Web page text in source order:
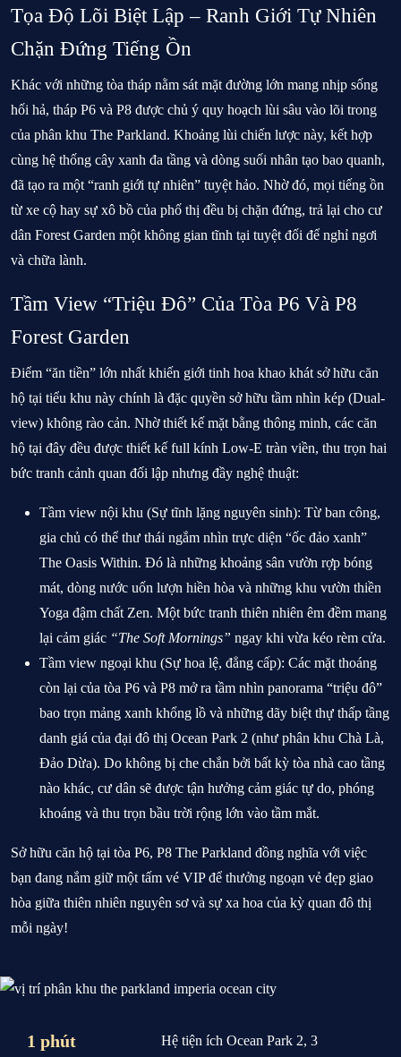
Tọa Độ Lõi Biệt Lập – Ranh Giới Tự Nhiên
Chặn Đứng Tiếng Ồn
Khác với những tòa tháp nằm sát mặt đường lớn mang nhịp sống
hối hả, tháp P6 và P8 được chủ ý quy hoạch lùi sâu vào lõi trong
của phân khu The Parkland. Khoảng lùi chiến lược này, kết hợp
cùng hệ thống cây xanh đa tầng và dòng suối nhân tạo bao quanh,
đã tạo ra một “ranh giới tự nhiên” tuyệt hảo. Nhờ đó, mọi tiếng ồn
từ xe cộ hay sự xô bồ của phố thị đều bị chặn đứng, trả lại cho cư
dân Forest Garden một không gian tĩnh tại tuyệt đối để nghỉ ngơi
và chữa lành.
Tầm View “Triệu Đô” Của Tòa P6 Và P8
Forest Garden
Điểm “ăn tiền” lớn nhất khiến giới tinh hoa khao khát sở hữu căn
hộ tại tiểu khu này chính là đặc quyền sở hữu tầm nhìn kép (Dual-
view) không rào cản. Nhờ thiết kế mặt bằng thông minh, các căn
hộ tại đây đều được thiết kế full kính Low-E tràn viền, thu trọn hai
bức tranh cảnh quan đối lập nhưng đầy nghệ thuật:
Tầm view nội khu (Sự tĩnh lặng nguyên sinh): Từ ban công,
gia chủ có thể thư thái ngắm nhìn trực diện “ốc đảo xanh”
The Oasis Within. Đó là những khoảng sân vườn rợp bóng
mát, dòng nước uốn lượn hiền hòa và những khu vườn thiền
Yoga đậm chất Zen. Một bức tranh thiên nhiên êm đềm mang
lại cảm giác “The Soft Mornings” ngay khi vừa kéo rèm cửa.
Tầm view ngoại khu (Sự hoa lệ, đẳng cấp): Các mặt thoáng
còn lại của tòa P6 và P8 mở ra tầm nhìn panorama “triệu đô”
bao trọn mảng xanh khổng lồ và những dãy biệt thự thấp tầng
danh giá của đại đô thị Ocean Park 2 (như phân khu Chà Là,
Đảo Dừa). Do không bị che chắn bởi bất kỳ tòa nhà cao tầng
nào khác, cư dân sẽ được tận hưởng cảm giác tự do, phóng
khoáng và thu trọn bầu trời rộng lớn vào tầm mắt.
Sở hữu căn hộ tại tòa P6, P8 The Parkland đồng nghĩa với việc
bạn đang nắm giữ một tấm vé VIP để thưởng ngoạn vẻ đẹp giao
hòa giữa thiên nhiên nguyên sơ và sự xa hoa của kỳ quan đô thị
mỗi ngày!
1 phút Hệ tiện ích Ocean Park 2, 3